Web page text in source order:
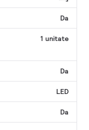
Da
1 unitate
Da
LED
Da